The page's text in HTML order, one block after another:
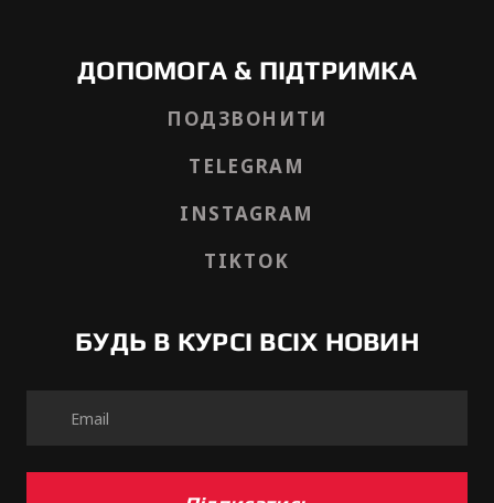
ДОПОМОГА & ПІДТРИМКА
ПОДЗВОНИТИ
TELEGRAM
INSTAGRAM
TIKTOK
БУДЬ В КУРСІ ВСІХ НОВИН